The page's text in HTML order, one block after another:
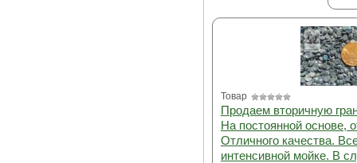
Товар
Продаем вторичную
На постоянной основе,
Отличного качества.
интенсивной мойке. В